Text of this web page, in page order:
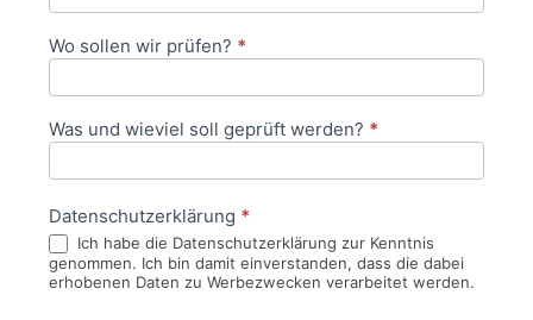
Wo sollen wir prüfen? *
Was und wieviel soll geprüft werden? *
Datenschutzerklärung *
Ich habe die Datenschutzerklärung zur Kenntnis
genommen. Ich bin damit einverstanden, dass die dabei
erhobenen Daten zu Werbezwecken verarbeitet werden.